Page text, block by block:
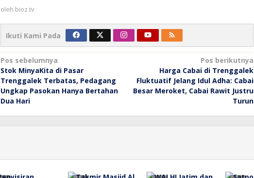
oleh bioz tv
Ikuti Kami Pada
Navigasi
pos
Pos sebelumnya
Stok MinyaKita di Pasar
Trenggalek Terbatas, Pedagang
Ungkap Pasokan Hanya Bertahan
Dua Hari
Pos berikutnya
Harga Cabai di Trenggalek
Fluktuatif Jelang Idul Adha: Cabai
Besar Meroket, Cabai Rawit Justru
Turun